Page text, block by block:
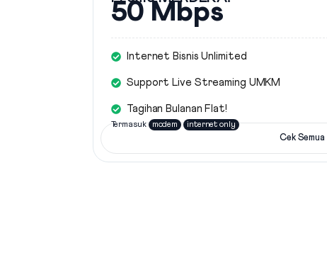
50 Mbps
Internet Bisnis Unlimited
Support Live Streaming UMKM
Tagihan Bulanan Flat!
Termasuk modem internet only
Cek